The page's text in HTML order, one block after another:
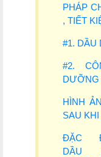
PHÁP
, TIẾT
#1. DẦU
#2.
DƯỠNG
HÌNH
SAU
ĐẶC
DẦU